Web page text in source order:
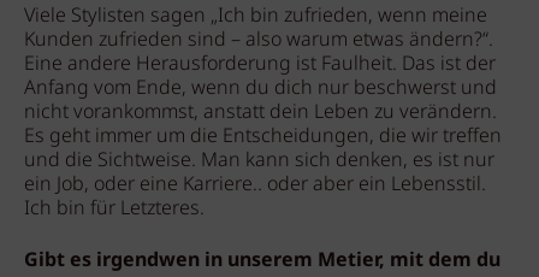
Viele Stylisten sagen „Ich bin zufrieden, wenn meine
Kunden zufrieden sind – also warum etwas ändern?“.
Eine andere Herausforderung ist Faulheit. Das ist der
Anfang vom Ende, wenn du dich nur beschwerst und
nicht vorankommst, anstatt dein Leben zu verändern.
Es geht immer um die Entscheidungen, die wir treffen
und die Sichtweise. Man kann sich denken, es ist nur
ein Job, oder eine Karriere.. oder aber ein Lebensstil.
Ich bin für Letzteres.
Gibt es irgendwen in unserem Metier, mit dem du